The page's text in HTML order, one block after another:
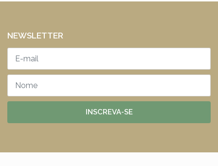
NEWSLETTER
INSCREVA-SE